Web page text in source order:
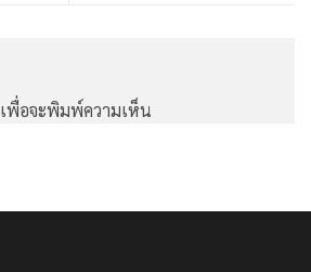
เพื่อจะพิมพ์ความเห็น